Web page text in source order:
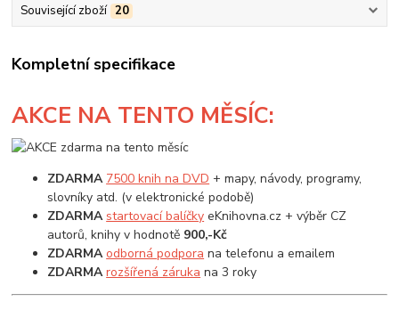
Související zboží 20
Kompletní specifikace
AKCE NA TENTO MĚSÍC:
ZDARMA 7500 knih na DVD + mapy, návody, programy,
slovníky atd. (v elektronické podobě)
ZDARMA startovací balíčky eKnihovna.cz + výběr CZ
autorů, knihy v hodnotě 900,-Kč
ZDARMA odborná podpora na telefonu a emailem
ZDARMA rozšířená záruka na 3 roky